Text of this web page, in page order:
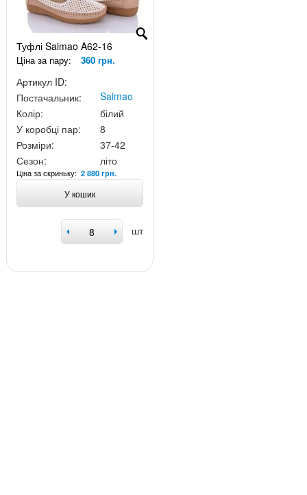
Туфлі Saimao A62-16
Ціна за пару: 360 грн.
Артикул ID:
Постачальник:
Saimao
Колір:
білий
У коробці пар:
8
Розміри:
37-42
Сезон:
літо
Ціна за скриньку: 2 880 грн.
У кошик
шт